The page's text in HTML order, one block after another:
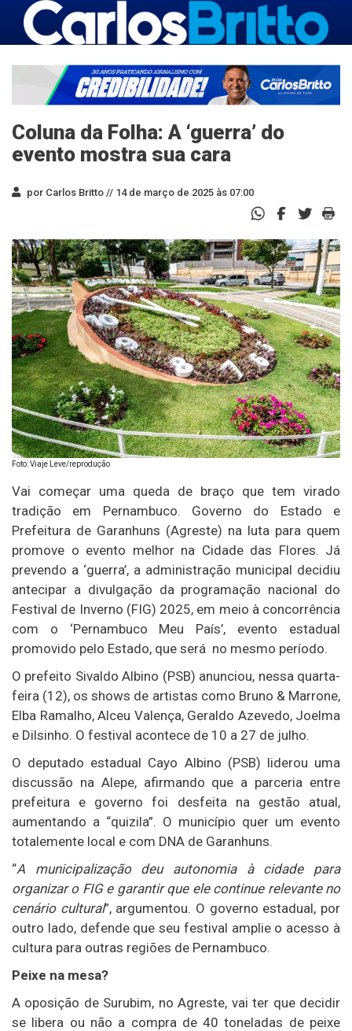
Coluna da Folha: A ‘guerra’ do
evento mostra sua cara
por Carlos Britto // 14 de março de 2025 às 07:00
Foto: Viaje Leve/reprodução
Vai começar uma queda de braço que tem virado
tradição em Pernambuco. Governo do Estado e
Prefeitura de Garanhuns (Agreste) na luta para quem
promove o evento melhor na Cidade das Flores. Já
prevendo a ‘guerra’, a administração municipal decidiu
antecipar a divulgação da programação nacional do
Festival de Inverno (FIG) 2025, em meio à concorrência
com o ‘Pernambuco Meu País’, evento estadual
promovido pelo Estado, que será no mesmo período.
O prefeito Sivaldo Albino (PSB) anunciou, nessa quarta-
feira (12), os shows de artistas como Bruno & Marrone,
Elba Ramalho, Alceu Valença, Geraldo Azevedo, Joelma
e Dilsinho. O festival acontece de 10 a 27 de julho.
O deputado estadual Cayo Albino (PSB) liderou uma
discussão na Alepe, afirmando que a parceria entre
prefeitura e governo foi desfeita na gestão atual,
aumentando a “quizila”. O município quer um evento
totalemente local e com DNA de Garanhuns.
“A municipalização deu autonomia à cidade para
organizar o FIG e garantir que ele continue relevante no
cenário cultural”, argumentou. O governo estadual, por
outro lado, defende que seu festival amplie o acesso à
cultura para outras regiões de Pernambuco.
Peixe na mesa?
A oposição de Surubim, no Agreste, vai ter que decidir
se libera ou não a compra de 40 toneladas de peixe